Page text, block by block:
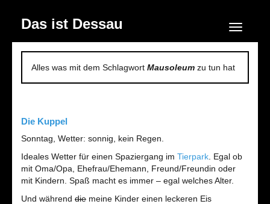
Das ist Dessau Navigation
Alles was mit dem Schlagwort Mausoleum zu tun hat
Die Kuppel
Sonntag, Wetter: sonnig, kein Regen.
Ideales Wetter für einen Spaziergang im Tierpark . Egal ob
mit Oma/Opa, Ehefrau/Ehemann, Freund/Freundin oder
mit Kindern. Spaß macht es immer – egal welches Alter.
Und während die meine Kinder einen leckeren Eis